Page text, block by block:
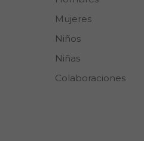
Mujeres
Niños
Niñas
Colaboraciones